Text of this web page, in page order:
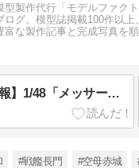
型製作代行「モデルファク
ログ。模型誌掲載100作以上
富な製作記事と完成写真を順
【ショップ入荷情報】1/48「メッサーシュミットMe262 A-2a」完成品
#戦艦長門 #空母赤城